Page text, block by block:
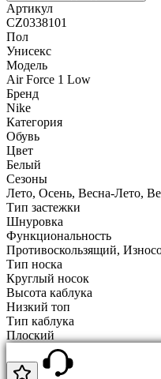
Артикул
CZ0338101
Пол
Унисекс
Модель
Air Force 1 Low
Бренд
Nike
Категория
Обувь
Цвет
Белый
Сезоны
Лето, Осень, Весна-Лето,
Тип застежки
Шнуровка
Функциональность
Противоскользящий,
Тип носка
Круглый носок
Высота каблука
Низкий топ
Тип каблука
Плоский